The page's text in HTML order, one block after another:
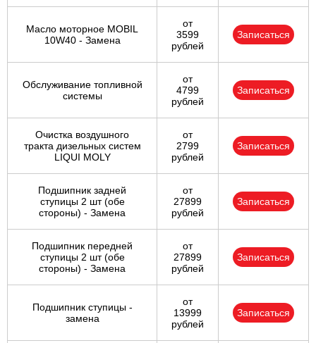
Масло моторное MOBIL
10W40 - Замена
от
3599
рублей
Записаться
Обслуживание топливной
системы
от
4799
рублей
Записаться
Очистка воздушного
тракта дизельных систем
LIQUI MOLY
от
2799
рублей
Записаться
Подшипник задней
ступицы 2 шт (обе
стороны) - Замена
от
27899
рублей
Записаться
Подшипник передней
ступицы 2 шт (обе
стороны) - Замена
от
27899
рублей
Записаться
Подшипник ступицы -
замена
от
13999
рублей
Записаться